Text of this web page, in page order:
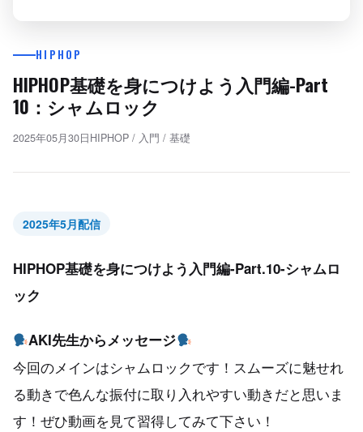
HIPHOP
HIPHOP基礎を身につけよう入門編-Part
10：シャムロック
2025年05月30日HIPHOP / 入門 / 基礎
2025年5月配信
HIPHOP基礎を身につけよう入門編-Part.10-シャムロ
ック
AKI先生からメッセージ
今回のメインはシャムロックです！スムーズに魅せれ
る動きで色んな振付に取り入れやすい動きだと思いま
す！ぜひ動画を見て習得してみて下さい！